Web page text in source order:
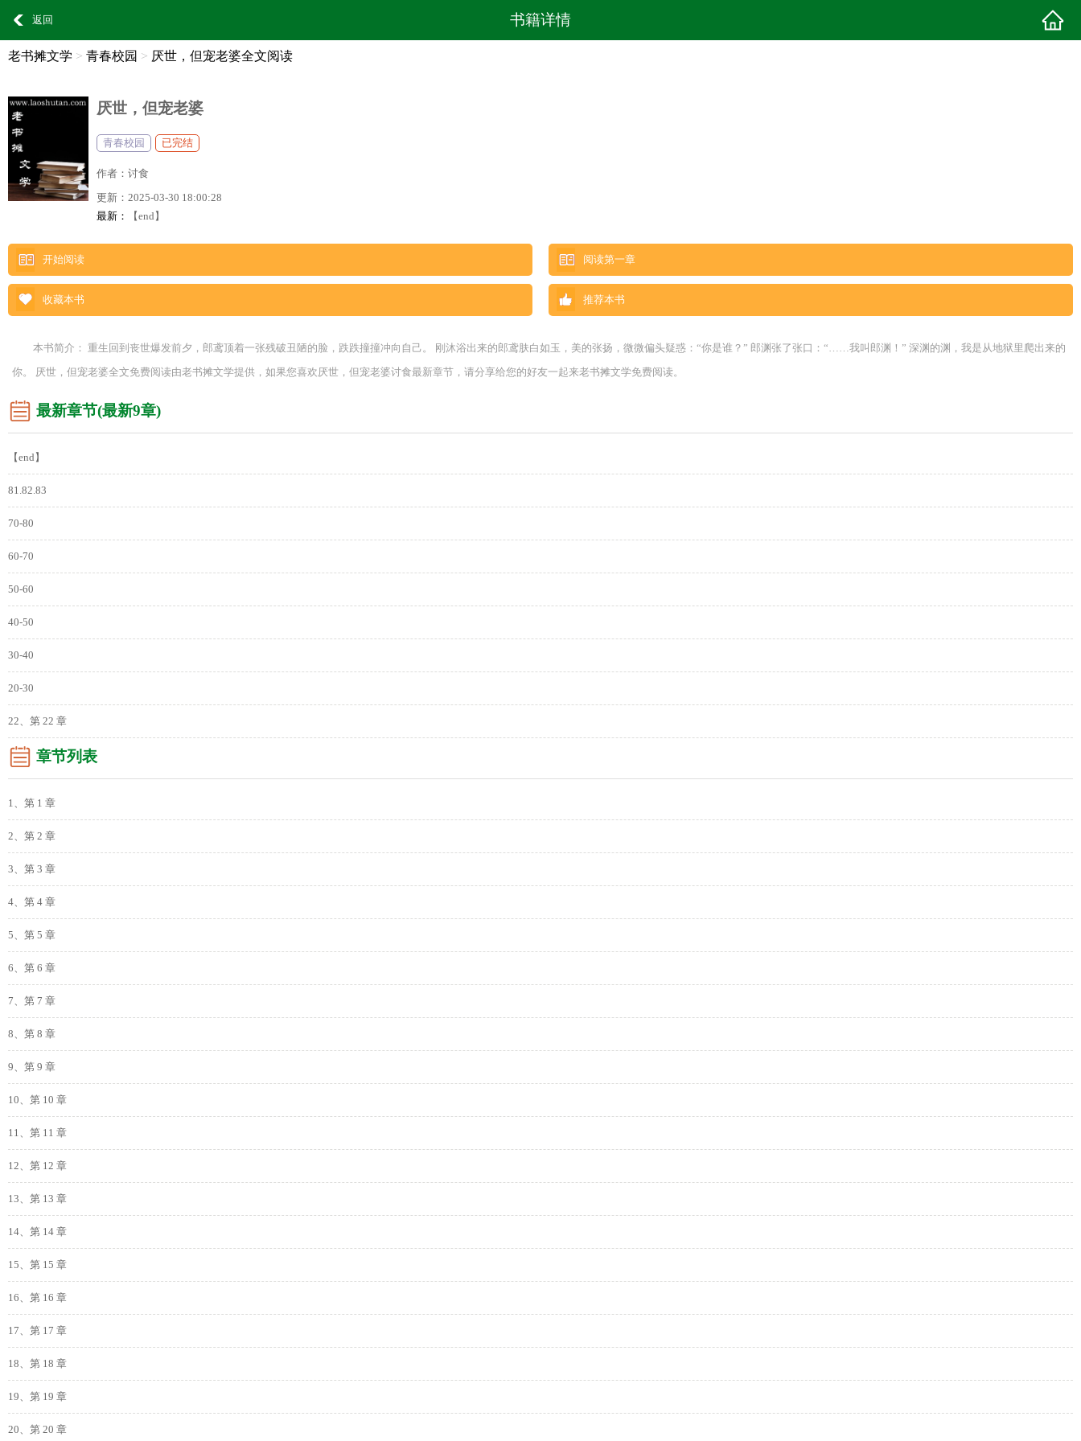
返回 书籍详情
老书摊文学 > 青春校园 > 厌世，但宠老婆全文阅读
厌世，但宠老婆
青春校园 已完结
作者： 讨食
更新： 2025-03-30 18:00:28
最新：
【end】
开始阅读 阅读第一章
收藏本书 推荐本书
本书简介： 重生回到丧世爆发前夕，郎鸢顶着一张残破丑陋的脸，跌跌撞撞冲向自己。 刚沐浴出来的郎鸢肤白如玉，美的张扬，微微偏头疑惑：“你是谁？” 郎渊张了张口：“……我叫郎渊！” 深渊的渊，我是从地狱里爬出来的
你。 厌世，但宠老婆全文免费阅读由老书摊文学提供，如果您喜欢厌世，但宠老婆讨食最新章节，请分享给您的好友一起来老书摊文学免费阅读。
最新章节(最新9章)
【end】
81.82.83
70-80
60-70
50-60
40-50
30-40
20-30
22、第 22 章
章节列表
1、第 1 章
2、第 2 章
3、第 3 章
4、第 4 章
5、第 5 章
6、第 6 章
7、第 7 章
8、第 8 章
9、第 9 章
10、第 10 章
11、第 11 章
12、第 12 章
13、第 13 章
14、第 14 章
15、第 15 章
16、第 16 章
17、第 17 章
18、第 18 章
19、第 19 章
20、第 20 章